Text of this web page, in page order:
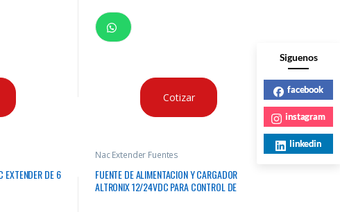
Cotizar
EXTENDER DE 6
Nac Extender Fuentes
FUENTE DE ALIMENTACION Y CARGADOR
ALTRONIX 12/24VDC PARA CONTROL DE
Siguenos
facebook
instagram
linkedin